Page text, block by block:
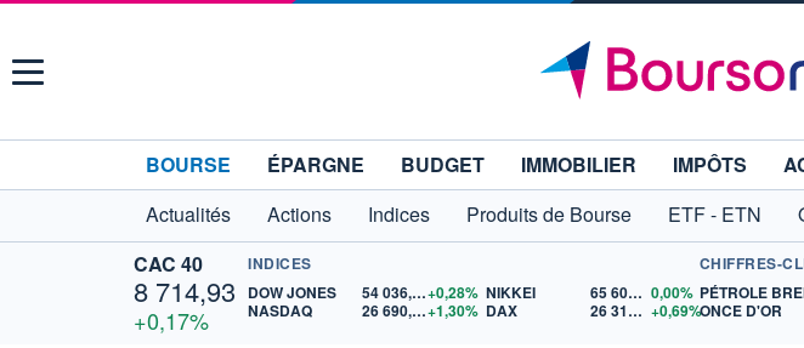
Menu
BOURSE ÉPARGNE BUDGET IMMOBILIER IMPÔTS
Actualités
Actions Indices Produits de Bourse ETF - ETN
CAC 40
8 714,93
+0,17%
INDICES
DOW JONES
54 036,93+0,28%
NASDAQ
26 690,62+1,30%
NIKKEI 65 606,71 0,00%
DAX
26 319,45 +0,69%
CHIFFRES-
PÉTROLE
ONCE D'OR